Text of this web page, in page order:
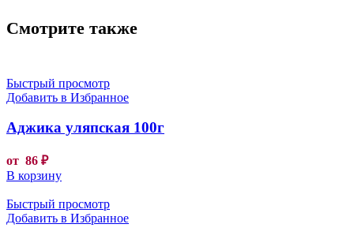
Смотрите также
Быстрый просмотр
Добавить в Избранное
Аджика уляпская 100г
от 86 ₽
В корзину
Быстрый просмотр
Добавить в Избранное